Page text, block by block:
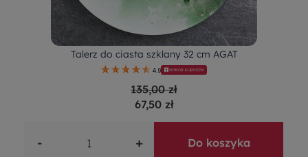
Talerz do ciasta szklany 32 cm AGAT
4.9 WYBÓR KLIENTÓW
135,00 zł
67,50 zł
- + Do koszyka